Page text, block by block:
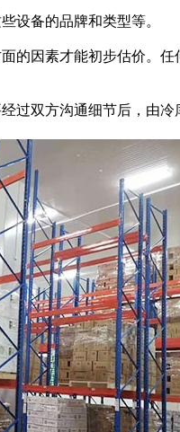
设备的品牌和类型等。
因素才能初步估价。任
双方沟通细节后，由冷